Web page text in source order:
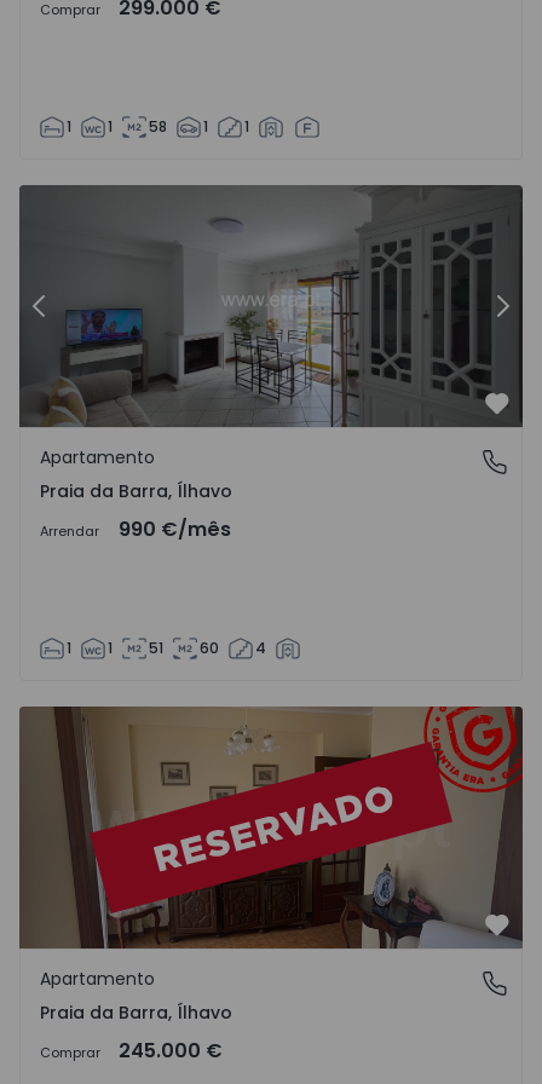
Comprar 299.000 €
1 1 58 1 1
Apartamento T1 com Vista Mar Ílhavo, Praia da Barra -
Anterior
Praia da Barra, Ílhavo
Apartamento
Praia da Barra, Ílhavo
Arrendar 990 €/mês
1 1 51 60 4
Apartamento T2 Ílhavo, Praia da Barra - 1564242 - 1
Praia da Barra, Ílhavo
Apartamento
Praia da Barra, Ílhavo
Comprar 245.000 €